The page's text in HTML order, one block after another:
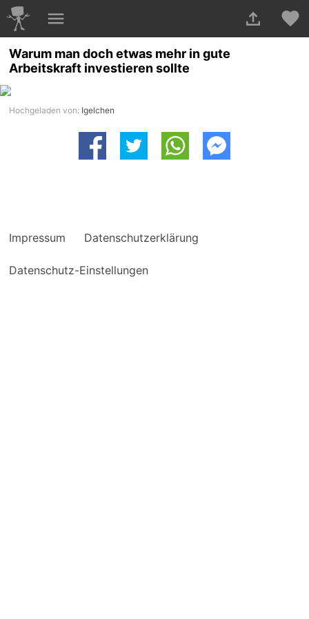
Warum man doch etwas mehr in gute
Arbeitskraft investieren sollte
Hochgeladen von: Igelchen
Impressum Datenschutzerklärung
Datenschutz-Einstellungen